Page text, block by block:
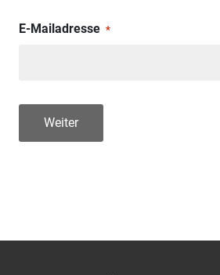
E-Mailadresse *
Weiter